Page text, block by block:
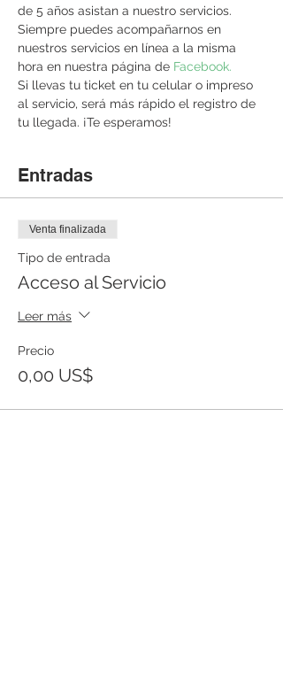
de 5 años asistan a nuestro servicios.
Siempre puedes acompañarnos en
nuestros servicios en línea a la misma
hora en nuestra página de Facebook.
Si llevas tu ticket en tu celular o impreso
al servicio, será más rápido el registro de
tu llegada. ¡Te esperamos!
Entradas
Venta finalizada
Tipo de entrada
Acceso al Servicio
Leer más
Precio
0,00 US$